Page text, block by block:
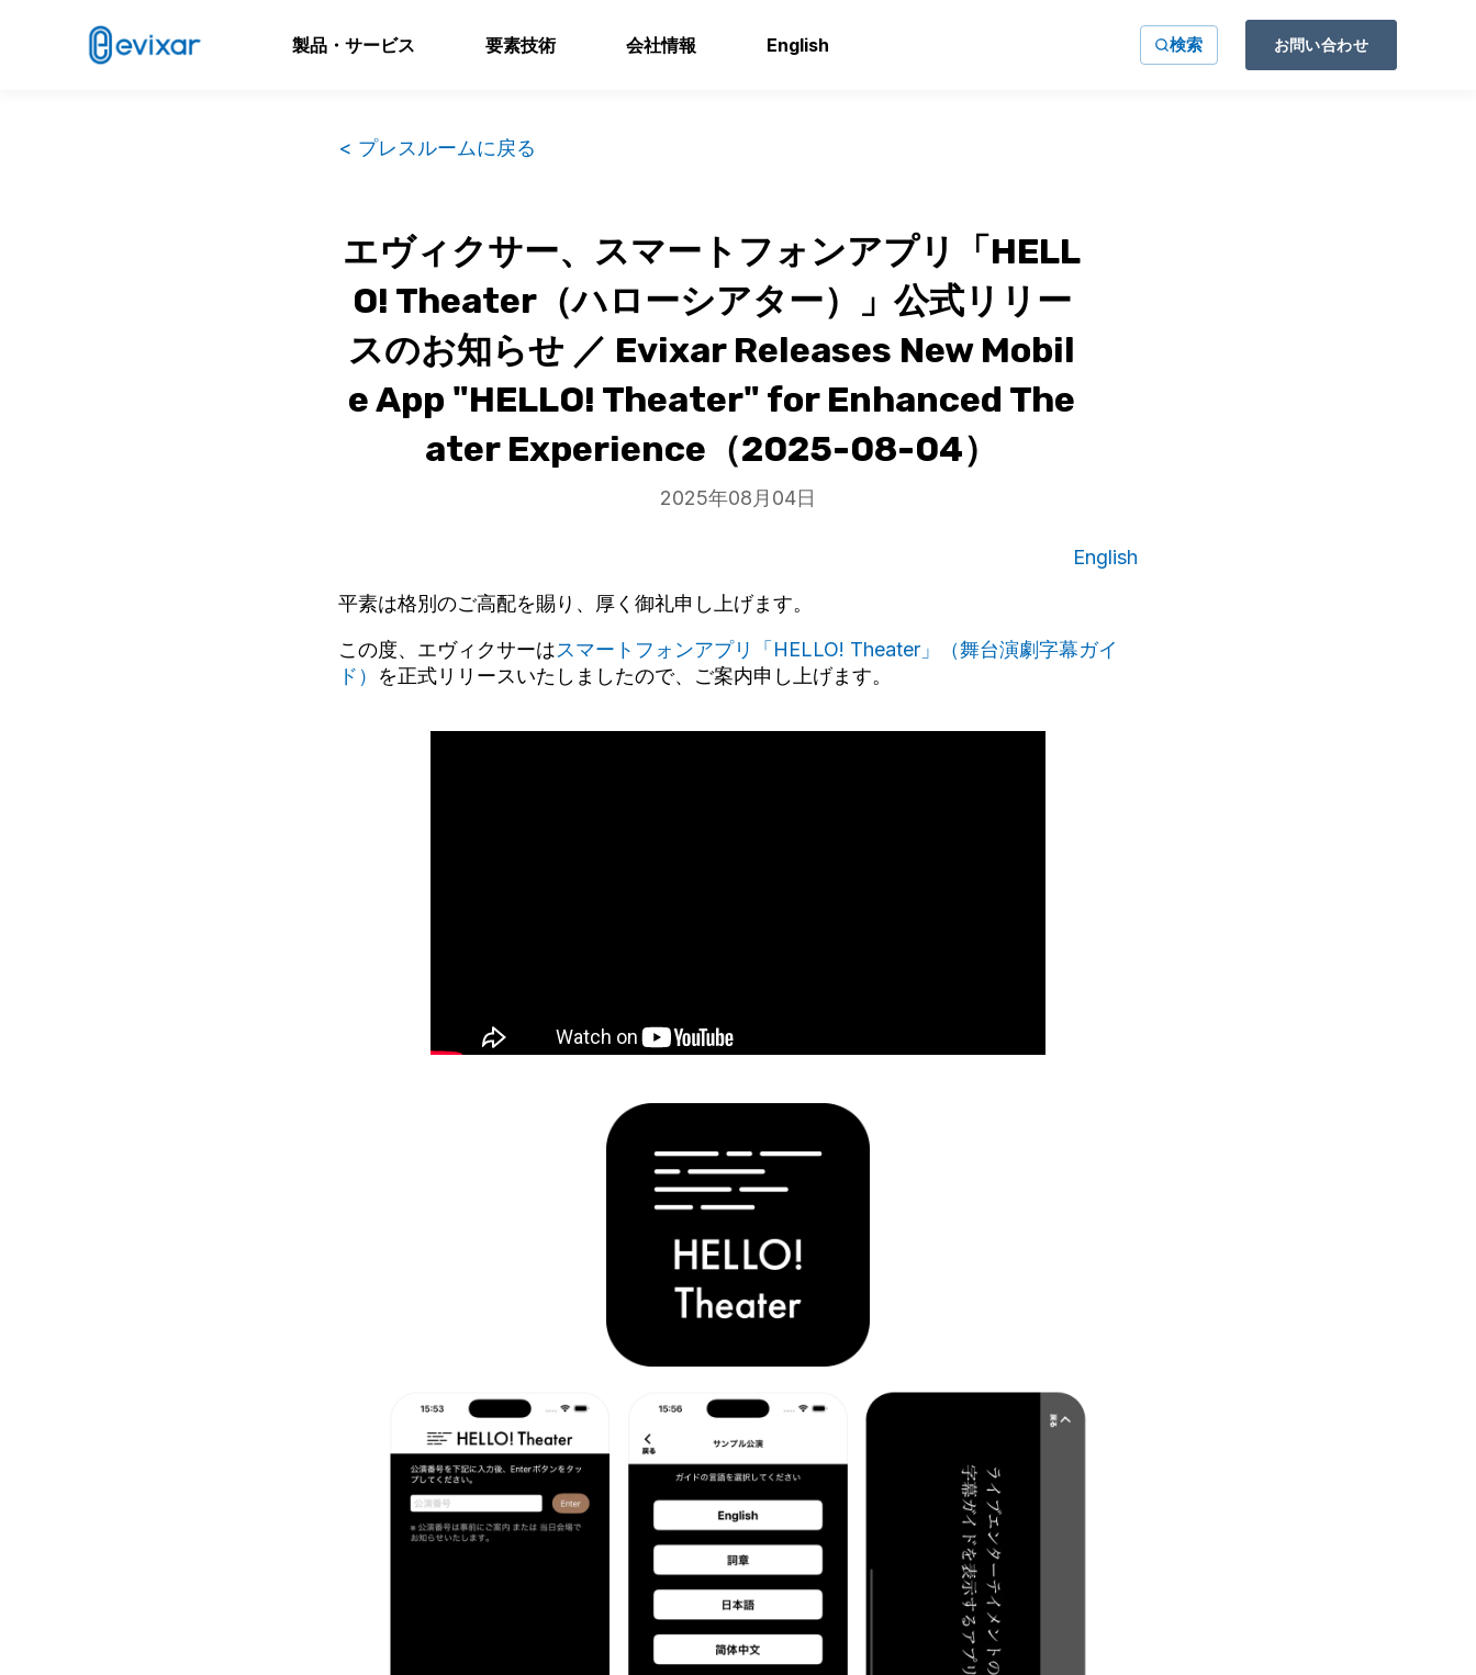
製品・サービス 要素技術 会社情報 English 検索 お問い合わせ
< プレスルームに戻る
エヴィクサー、スマートフォンアプリ「HELL
O! Theater（ハローシアター）」公式リリー
スのお知らせ ／ Evixar Releases New Mobil
e App "HELLO! Theater" for Enhanced The
ater Experience（2025-08-04）
2025年08月04日
English
平素は格別のご高配を賜り、厚く御礼申し上げます。
この度、エヴィクサーはスマートフォンアプリ「HELLO! Theater」（舞台演劇字幕ガイ
ド） を正式リリースいたしましたので、ご案内申し上げます。